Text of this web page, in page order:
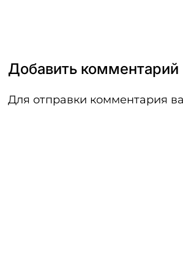
Добавить комментарий
Для отправки комментария